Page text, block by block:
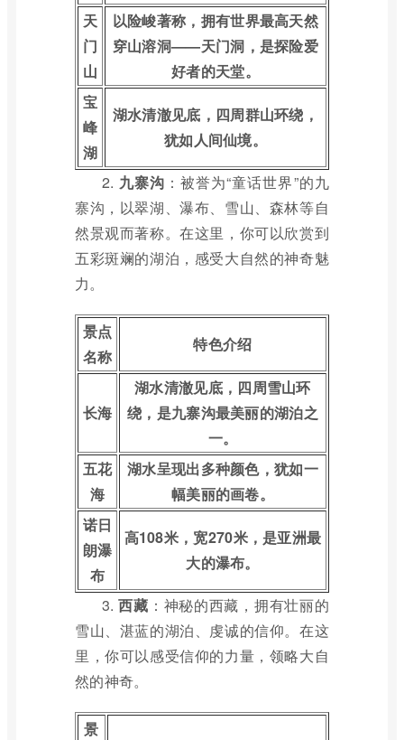
天
门
山
以险峻著称，拥有世界最高天然
穿山溶洞——天门洞，是探险爱
好者的天堂。
宝
峰
湖
湖水清澈见底，四周群山环绕，
犹如人间仙境。
2. 九寨沟 ：被誉为“童话世界”的九
寨沟，以翠湖、瀑布、雪山、森林等自
然景观而著称。在这里，你可以欣赏到
五彩斑斓的湖泊，感受大自然的神奇魅
力。
景点
名称
特色介绍
长海
湖水清澈见底，四周雪山环
绕，是九寨沟最美丽的湖泊之
一。
五花
海
湖水呈现出多种颜色，犹如一
幅美丽的画卷。
诺日
朗瀑
布
高108米，宽270米，是亚洲最
大的瀑布。
3.西藏 ：神秘的西藏，拥有壮丽的
雪山、湛蓝的湖泊、虔诚的信仰。在这
里，你可以感受信仰的力量，领略大自
然的神奇。
景